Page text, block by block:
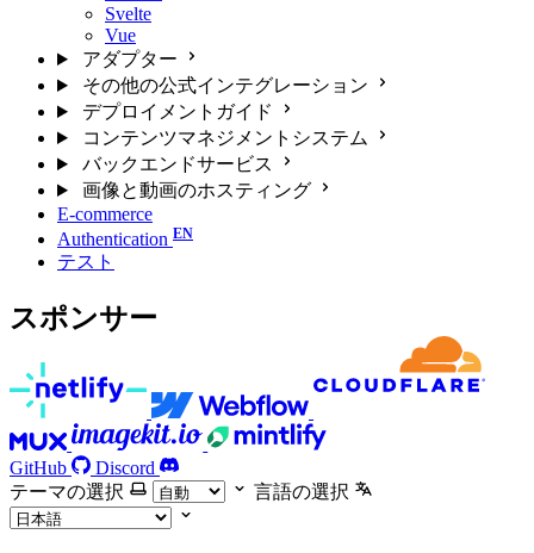
Svelte
Vue
アダプター
その他の公式インテグレーション
デプロイメントガイド
コンテンツマネジメントシステム
バックエンドサービス
画像と動画のホスティング
E-commerce
Authentication
テスト
スポンサー
GitHub
Discord
テーマの選択
言語の選択